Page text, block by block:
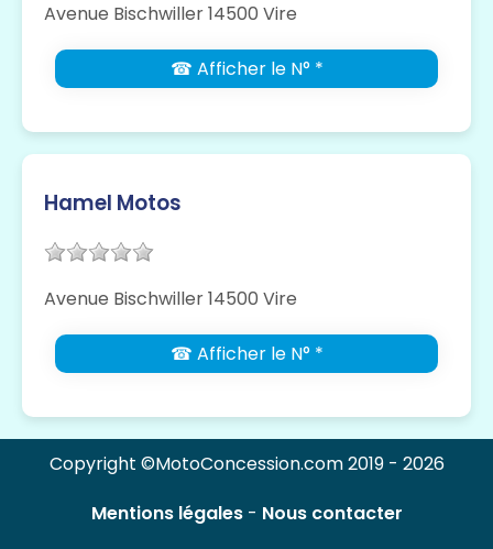
Avenue Bischwiller 14500 Vire
☎ Afficher le N° *
Hamel Motos
Avenue Bischwiller 14500 Vire
☎ Afficher le N° *
Copyright ©MotoConcession.com 2019 - 2026
Mentions légales- Nous contacter